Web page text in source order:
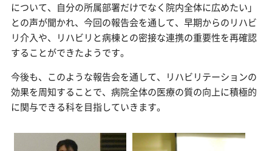
について、自分の所属部署だけでなく院内全体に広めたい」
との声が聞かれ、今回の報告会を通して、早期からのリハビ
リ介入や、リハビリと病棟との密接な連携の重要性を再確認
することができたようです。
今後も、このような報告会を通して、リハビリテーションの
効果を周知することで、病院全体の医療の質の向上に積極的
に関与できる科を目指していきます。